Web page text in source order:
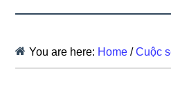
You are here: Home / Cuộc